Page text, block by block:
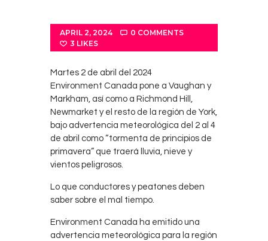
Sports
News
Store
Contacts
Cine
APRIL 2, 2024 0 COMMENTS
3 LIKES
Martes 2 de abril del 2024
Environment Canada pone a Vaughan y
Markham, así como a Richmond Hill,
Newmarket y el resto de la región de York,
bajo advertencia meteorológica del 2 al 4
de abril como “tormenta de principios de
primavera” que traerá lluvia, nieve y
vientos peligrosos.
Lo que conductores y peatones deben
saber sobre el mal tiempo.
Environment Canada ha emitido una
advertencia meteorológica para la región